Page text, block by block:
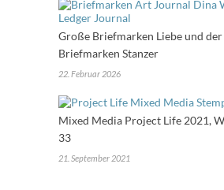
Große Briefmarken Liebe und
Briefmarken Stanzer
22. Februar 2026
Mixed Media Project Life 2021,
33
21. September 2021